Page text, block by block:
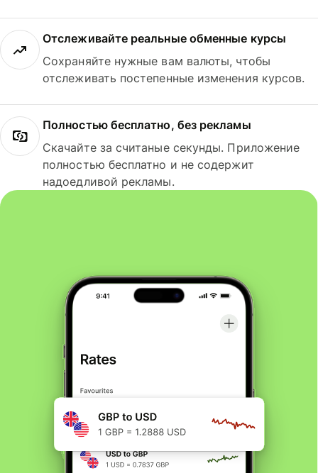
Отслеживайте реальные обменные курсы
Сохраняйте нужные вам валюты, чтобы
отслеживать постепенные изменения курсов.
Полностью бесплатно, без рекламы
Скачайте за считаные секунды. Приложение
полностью бесплатно и не содержит
надоедливой рекламы.